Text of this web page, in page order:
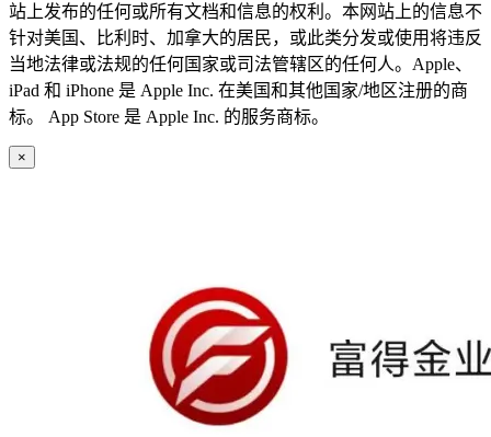
站上发布的任何或所有文档和信息的权利。本网站上的信息不
针对美国、比利时、加拿大的居民，或此类分发或使用将违反
当地法律或法规的任何国家或司法管辖区的任何人。Apple、
iPad 和 iPhone 是 Apple Inc. 在美国和其他国家/地区注册的商
标。 App Store 是 Apple Inc. 的服务商标。
×